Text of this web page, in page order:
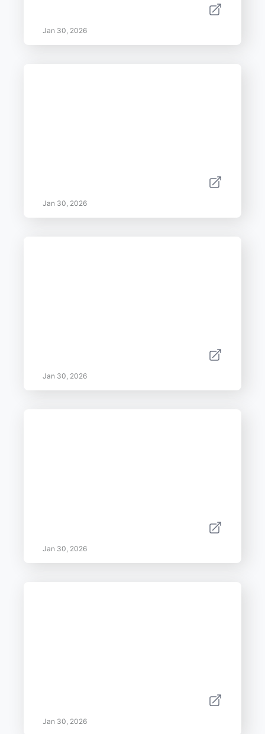
Jan 30, 2026
Jan 30, 2026
Jan 30, 2026
Jan 30, 2026
Jan 30, 2026